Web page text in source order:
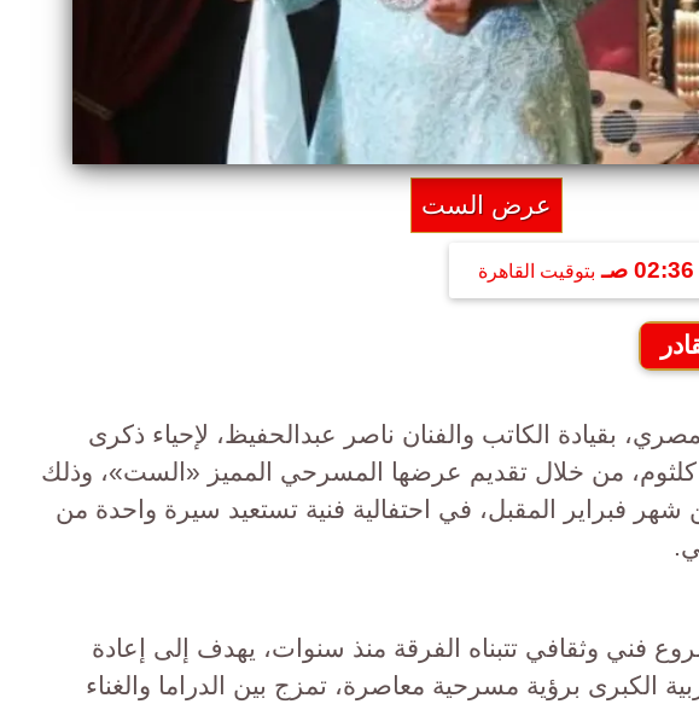
عرض الست
02:36 صـ بتوقيت القاهرة
بقيادة الكاتب والفنان ناصر عبدالحفيظ، لإحياء ذكرى
من خلال تقديم عرضها المسرحي المميز «الست»، وذلك
فبراير المقبل، في احتفالية فنية تستعيد سيرة واحدة من
فني وثقافي تتبناه الفرقة منذ سنوات، يهدف إلى إعادة
الكبرى برؤية مسرحية معاصرة، تمزج بين الدراما والغناء